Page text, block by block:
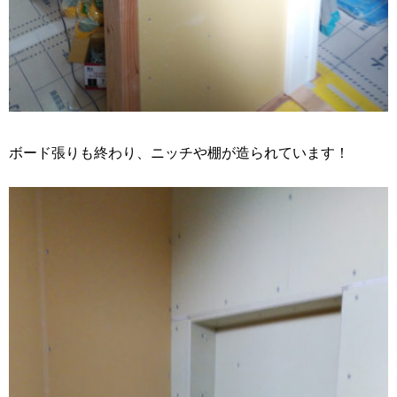
ボード張りも終わり、ニッチや棚が造られています！